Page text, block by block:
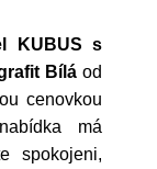
KUBUS s
Bíláod
cenovkou
má
spokojeni,